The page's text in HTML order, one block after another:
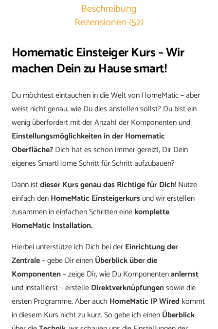
smart!
[Digital]
Menge
Beschreibung
Rezensionen (52)
Homematic Einsteiger Kurs – Wir
machen Dein zu Hause smart!
Du möchtest eintauchen in die Welt von HomeMatic – aber
weist nicht genau, wie Du dies anstellen sollst? Du bist ein
wenig überfordert mit der Anzahl der Komponenten und
Einstellungsmöglichkeiten in der Homematic
Oberfläche?Dich hat es schon immer gereizt, Dir Dein
eigenes SmartHome Schritt für Schritt aufzubauen?
Dann istdieser Kurs genau das Richtige für Dich! Nutze
einfach denHomeMatic Einsteigerkursund wir erstellen
zusammen in einfachen Schritten einekomplette
HomeMatic Installation.
Hierbei unterstütze ich Dich bei derEinrichtung der
Zentrale– gebe Dir einenÜberblick über die
Komponenten– zeige Dir, wie Du Komponentenanlernst
und installierst – erstelleDirektverknüpfungensowie die
ersten Programme. Aber auch HomeMatic IP Wired kommt
in diesem Kurs nicht zu kurz. So gebe ich einenÜberblick